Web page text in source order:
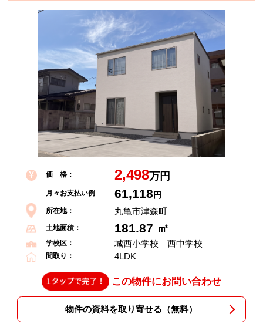
価 格： 2,498万円
月々お支払い例 61,118 円
所在地： 丸亀市津森町
土地面積： 181.87 ㎡
学校区： 城西小学校 西中学校
間取り： 4LDK
この物件にお問い合わせ
物件の資料を取り寄せる（無料）